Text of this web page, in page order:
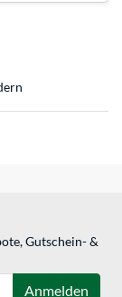
Gutschein- &
Anmelden